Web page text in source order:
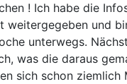
! Ich habe die
weitergegeben und
unterwegs.
was die daraus
sich schon ziemlich